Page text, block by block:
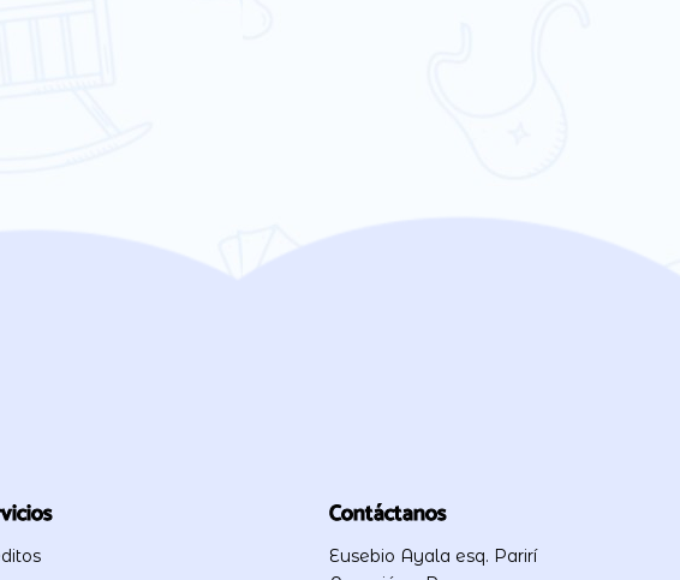
Contáctanos
Eusebio Ayala esq. Parirí